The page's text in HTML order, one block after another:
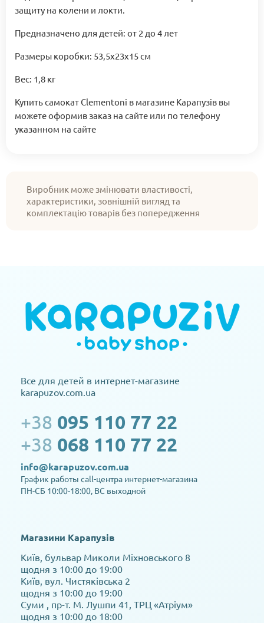
защиту на колени и локти.
Предназначено для детей: от 2 до 4 лет
Размеры коробки: 53,5х23х15 см
Вес: 1,8 кг
Купить самокат Clementoni в магазине Карапузів вы
можете оформив заказ на сайте или по телефону
указанном на сайте
Виробник може змінювати властивості,
характеристики, зовнішній вигляд та
комплектацію товарів без попередження
Все для детей в интернет-магазине
karapuzov.com.ua
+38 095 110 77 22
+38 068 110 77 22
info@karapuzov.com.ua
График работы call-центра интернет-магазина
ПН-СБ 10:00-18:00, ВС выходной
Магазини Карапузів
Київ, бульвар Миколи Міхновського 8
щодня з 10:00 до 19:00
Київ, вул. Чистяківська 2
щодня з 10:00 до 19:00
Суми , пр-т. М. Лушпи 41, ТРЦ «Атріум»
щодня з 10:00 до 18:00